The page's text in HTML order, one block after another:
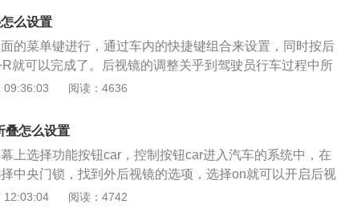
折叠。奥迪A4L后视镜折叠功能智能的地方体现在车辆通
自动折叠以防损坏后视镜，最大限度避免了擦伤后视镜，
窄通道时的可能性。总而言之，不可过于频繁使用操控后
动调节后视镜。
么设置
的菜单键进行，通过车内的快捷键组合来设置，同时按后
就可以完成了。后视镜的调整关乎到驾驶员行车过程中所
以驾驶员一定要学会调整。后视镜分为内后视镜，外后视
驶员中向前的视线即可确认后方情景的镜子。外后视镜呢
其他行车的。而下视镜起到的作用就比较大了，可以使司
镜子内看到汽车车身下的前后轮以外的地方，可以使司机
到它前后轮及车身旁是否有人或者障碍物，以免伤人，物
方便和安全。这三种视镜组合成为一个完整的后视镜，让
09:36:03 阅读：4636
叠怎么设置
上选择功能按钮car，控制按钮car进入汽车的系统中，在
中央门锁，找到外后视镜的选项，选择on就可以开启后视
迪a6l属于豪华运动车型，奥迪a6l是奥迪采用最新技术研
12:03:04 阅读：4742